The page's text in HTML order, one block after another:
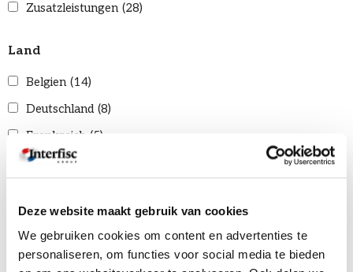
Deze website maakt gebruik van cookies
We gebruiken cookies om content en advertenties te
personaliseren, om functies voor social media te bieden
Zusatzleistungen (28)
Land
Belgien (14)
Deutschland (8)
Frankreich (5)
International
netherlands (0)
Niederlande (52)